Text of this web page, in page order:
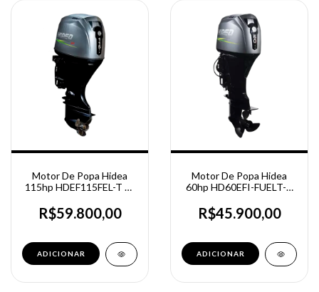
Motor De Popa Hidea
115hp HDEF115FEL-T 4t
trim tilt
R$59.800,00
Motor De Popa Hidea
60hp HD60EFI-FUELT-T
Power trim
R$45.900,00